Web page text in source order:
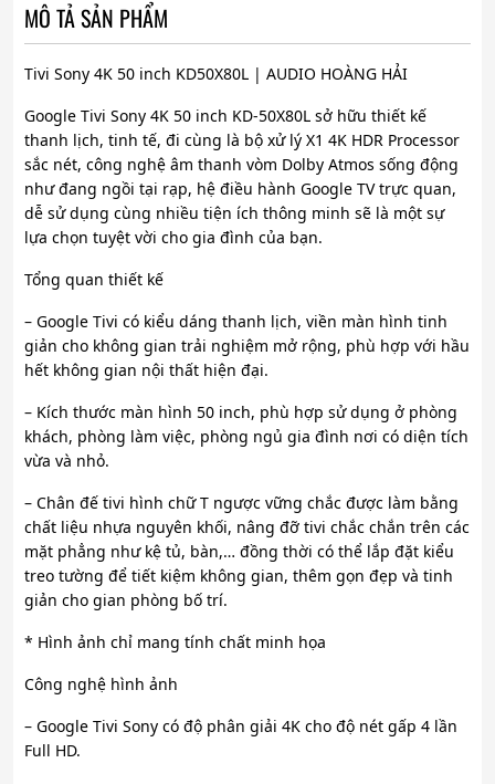
MÔ TẢ SẢN PHẨM
Tivi Sony 4K 50 inch KD50X80L | AUDIO HOÀNG HẢI
Google Tivi Sony 4K 50 inch KD-50X80L sở hữu thiết kế
thanh lịch, tinh tế, đi cùng là bộ xử lý X1 4K HDR Processor
sắc nét, công nghệ âm thanh vòm Dolby Atmos sống động
như đang ngồi tại rạp, hệ điều hành Google TV trực quan,
dễ sử dụng cùng nhiều tiện ích thông minh sẽ là một sự
lựa chọn tuyệt vời cho gia đình của bạn.
Tổng quan thiết kế
– Google Tivi có kiểu dáng thanh lịch, viền màn hình tinh
giản cho không gian trải nghiệm mở rộng, phù hợp với hầu
hết không gian nội thất hiện đại.
– Kích thước màn hình 50 inch, phù hợp sử dụng ở phòng
khách, phòng làm việc, phòng ngủ gia đình nơi có diện tích
vừa và nhỏ.
– Chân đế tivi hình chữ T ngược vững chắc được làm bằng
chất liệu nhựa nguyên khối, nâng đỡ tivi chắc chắn trên các
mặt phẳng như kệ tủ, bàn,… đồng thời có thể lắp đặt kiểu
treo tường để tiết kiệm không gian, thêm gọn đẹp và tinh
giản cho gian phòng bố trí.
* Hình ảnh chỉ mang tính chất minh họa
Công nghệ hình ảnh
– Google Tivi Sony có độ phân giải 4K cho độ nét gấp 4 lần
Full HD.